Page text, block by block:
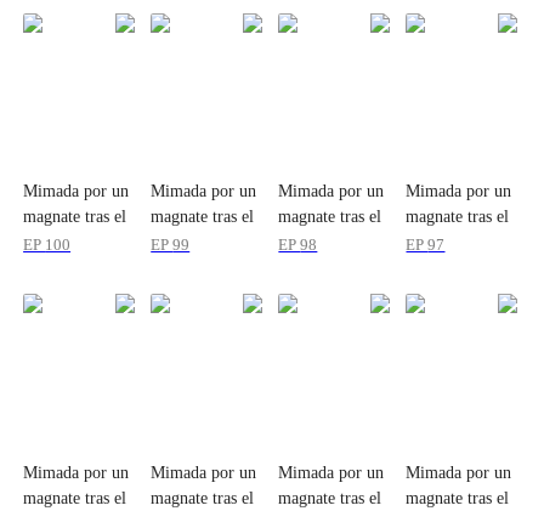
Mimada por un
magnate tras el
matrimonio
EP 100
Mimada por un
magnate tras el
matrimonio
EP99
Mimada por un
magnate tras el
matrimonio
EP98
Mimada por un
magnate tras el
matrimonio
EP97
Mimada por un
magnate tras el
Mimada por un
magnate tras el
Mimada por un
magnate tras el
Mimada por un
magnate tras el